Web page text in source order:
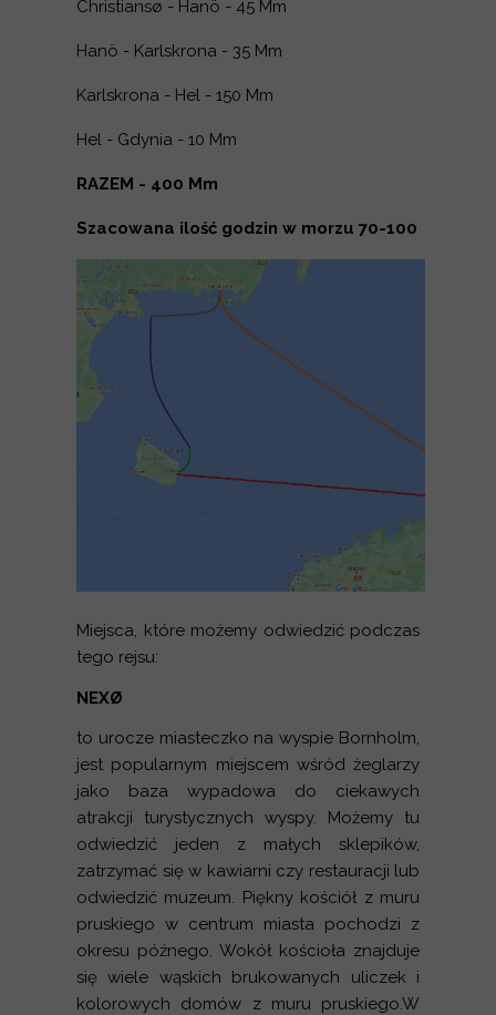
Christiansø - Hanö - 45 Mm
Hanö - Karlskrona - 35 Mm
Karlskrona - Hel - 150 Mm
Hel - Gdynia - 10 Mm
RAZEM - 400 Mm
Szacowana ilość godzin w morzu 70-100
Miejsca, które możemy odwiedzić podczas
tego rejsu:
NEXØ
to urocze miasteczko na wyspie Bornholm,
jest popularnym miejscem wśród żeglarzy
jako baza wypadowa do ciekawych
atrakcji turystycznych wyspy. Możemy tu
odwiedzić jeden z małych sklepików,
zatrzymać się w kawiarni czy restauracji lub
odwiedzić muzeum. Piękny kościół z muru
pruskiego w centrum miasta pochodzi z
okresu późnego. Wokół kościoła znajduje
się wiele wąskich brukowanych uliczek i
kolorowych domów z muru pruskiego.W